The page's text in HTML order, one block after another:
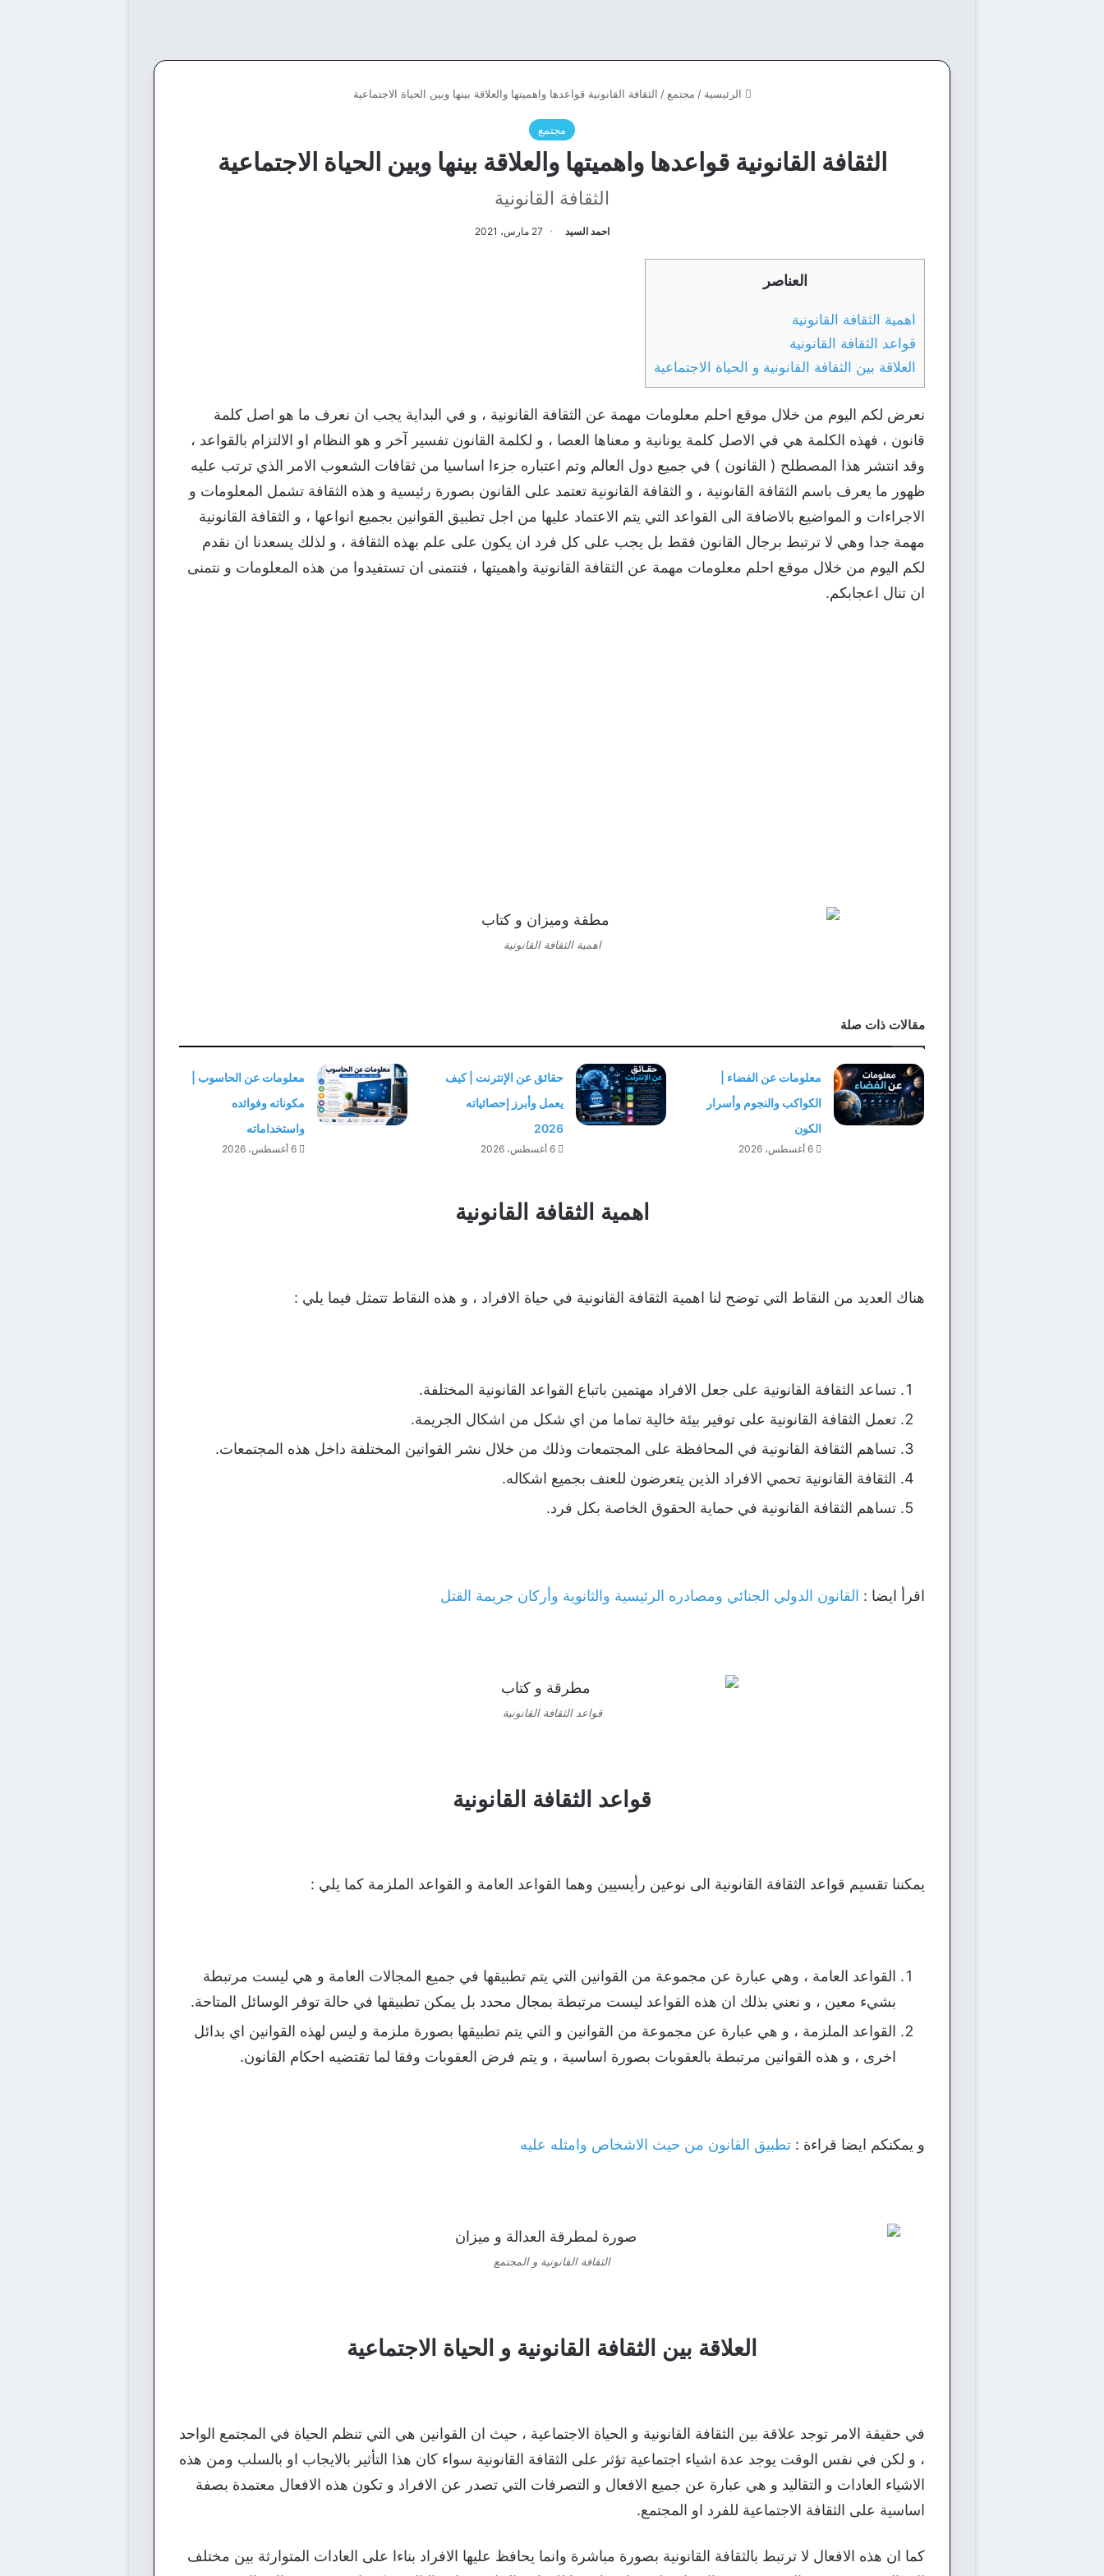
الرئيسية / مجتمع / الثقافة القانونية قواعدها واهميتها والعلاقة بينها وبين الحياة الاجتماعية
مجتمع
الثقافة القانونية قواعدها واهميتها والعلاقة بينها وبين الحياة الاجتماعية
الثقافة القانونية
احمد السيد 27 مارس، 2021
العناصر
اهمية الثقافة القانونية
قواعد الثقافة القانونية
العلاقة بين الثقافة القانونية و الحياة الاجتماعية
نعرض لكم اليوم من خلال موقع احلم معلومات مهمة عن الثقافة القانونية ، و في البداية يجب ان نعرف ما هو اصل كلمة
قانون ، فهذه الكلمة هي في الاصل كلمة يونانية و معناها العصا ، و لكلمة القانون تفسير آخر و هو النظام او الالتزام بالقواعد ،
وقد انتشر هذا المصطلح ( القانون ) في جميع دول العالم وتم اعتباره جزءا اساسيا من ثقافات الشعوب الامر الذي ترتب عليه
ظهور ما يعرف باسم الثقافة القانونية ، و الثقافة القانونية تعتمد على القانون بصورة رئيسية و هذه الثقافة تشمل المعلومات و
الاجراءات و المواضيع بالاضافة الى القواعد التي يتم الاعتماد عليها من اجل تطبيق القوانين بجميع انواعها ، و الثقافة القانونية
مهمة جدا وهي لا ترتبط برجال القانون فقط بل يجب على كل فرد ان يكون على علم بهذه الثقافة ، و لذلك يسعدنا ان نقدم
لكم اليوم من خلال موقع احلم معلومات مهمة عن الثقافة القانونية واهميتها ، فنتمنى ان تستفيدوا من هذه المعلومات و نتمنى
ان تنال اعجابكم.
اهمية الثقافة القانونية
مقالات ذات صلة
معلومات عن الفضاء |
الكواكب والنجوم وأسرار
الكون
6 أغسطس، 2026
حقائق عن الإنترنت | كيف
يعمل وأبرز إحصائياته
2026
6 أغسطس، 2026
معلومات عن الحاسوب |
مكوناته وفوائده
واستخداماته
6 أغسطس، 2026
اهمية الثقافة القانونية
هناك العديد من النقاط التي توضح لنا اهمية الثقافة القانونية في حياة الافراد ، و هذه النقاط تتمثل فيما يلي :
تساعد الثقافة القانونية على جعل الافراد مهتمين باتباع القواعد القانونية المختلفة.
تعمل الثقافة القانونية على توفير بيئة خالية تماما من اي شكل من اشكال الجريمة.
تساهم الثقافة القانونية في المحافظة على المجتمعات وذلك من خلال نشر القوانين المختلفة داخل هذه المجتمعات.
الثقافة القانونية تحمي الافراد الذين يتعرضون للعنف بجميع اشكاله.
تساهم الثقافة القانونية في حماية الحقوق الخاصة بكل فرد.
اقرأ ايضا : القانون الدولي الجنائي ومصادره الرئيسية والثانوية وأركان جريمة القتل
قواعد الثقافة القانونية
قواعد الثقافة القانونية
يمكننا تقسيم قواعد الثقافة القانونية الى نوعين رأيسيين وهما القواعد العامة و القواعد الملزمة كما يلي :
القواعد العامة ، وهي عبارة عن مجموعة من القوانين التي يتم تطبيقها في جميع المجالات العامة و هي ليست مرتبطة
بشيء معين ، و نعني بذلك ان هذه القواعد ليست مرتبطة بمجال محدد بل يمكن تطبيقها في حالة توفر الوسائل المتاحة.
القواعد الملزمة ، و هي عبارة عن مجموعة من القوانين و التي يتم تطبيقها بصورة ملزمة و ليس لهذه القوانين اي بدائل
اخرى ، و هذه القوانين مرتبطة بالعقوبات بصورة اساسية ، و يتم فرض العقوبات وفقا لما تقتضيه احكام القانون.
و يمكنكم ايضا قراءة : تطبيق القانون من حيث الاشخاص وامثله عليه
الثقافة القانونية و المجتمع
العلاقة بين الثقافة القانونية و الحياة الاجتماعية
في حقيقة الامر توجد علاقة بين الثقافة القانونية و الحياة الاجتماعية ، حيث ان القوانين هي التي تنظم الحياة في المجتمع الواحد
، و لكن في نفس الوقت يوجد عدة اشياء اجتماعية تؤثر على الثقافة القانونية سواء كان هذا التأثير بالايجاب او بالسلب ومن هذه
الاشياء العادات و التقاليد و هي عبارة عن جميع الافعال و التصرفات التي تصدر عن الافراد و تكون هذه الافعال معتمدة بصفة
اساسية على الثقافة الاجتماعية للفرد او المجتمع.
كما ان هذه الافعال لا ترتبط بالثقافة القانونية بصورة مباشرة وانما يحافظ عليها الافراد بناءا على العادات المتوارثة بين مختلف